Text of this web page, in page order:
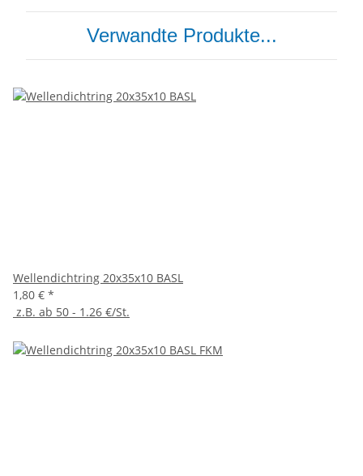
Verwandte Produkte...
Wellendichtring 20x35x10 BASL
1,80 € *
z.B. ab 50 - 1.26 €/St.